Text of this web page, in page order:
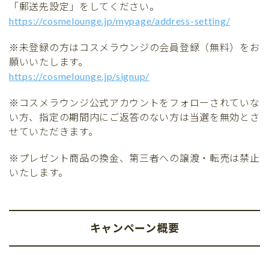
「郵送先設定」をしてください。
https://cosmelounge.jp/mypage/address-setting/
※未登録の方はコスメラウンジの会員登録（無料）をお
願いいたします。
https://cosmelounge.jp/signup/
※コスメラウンジ公式アカウントをフォローされていな
い方、指定の期間内にご返答のない方は当選を無効とさ
せていただきます。
※プレゼント商品の換金、第三者への譲渡・転売は禁止
いたします。
キャンペーン概要